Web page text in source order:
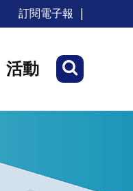
訂閱電子報
活動